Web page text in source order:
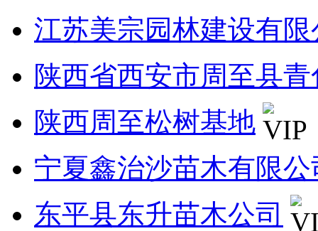
江苏美宗园林建设有限
陕西省西安市周至县
陕西周至松树基地
宁夏鑫治沙苗木有限公
东平县东升苗木公司